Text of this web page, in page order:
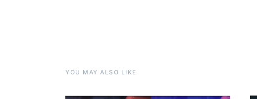
YOU MAY ALSO LIKE